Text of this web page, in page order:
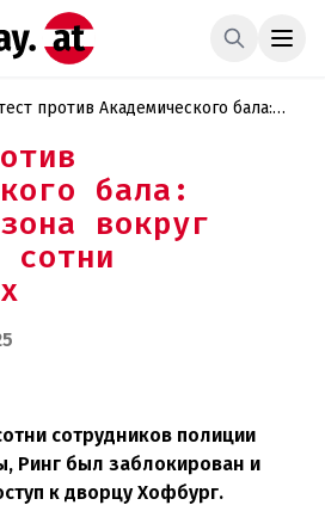
против Академического бала:
бала:
вокруг
сотни
сотрудников полиции
Ринг был заблокирован и
к дворцу Хофбург.